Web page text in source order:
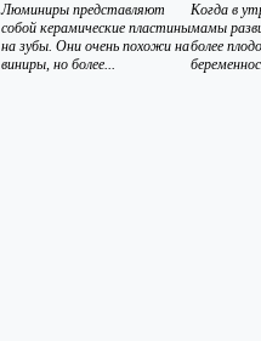
Люминиры представляют
собой керамические пластины
на зубы. Они очень похожи на
виниры, но более...
Когда в
мамы
более